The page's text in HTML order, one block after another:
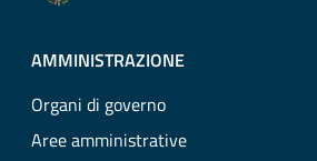
AMMINISTRAZIONE
Organi di governo
Aree amministrative